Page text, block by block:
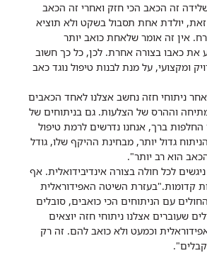
זה הכאב הכי חזק ואחרי זה הכאב
יולדת אחת תסבול בשקט ולא תוציא
אין זה אומר שלאחת כואב יותר
את כאבו בצורה אחרת. לכן, כל כך חשוב
ומקצועי, על מנת לבנות טיפול נוגד כאב
ניתוחי חזה נחשב אצלנו לאחד הכאבים
וההרס של הצלעות. גם בניתוחים של
ברך, אנחנו נדרשים לרמת טיפול
גדול יותר, מבחינת ההיקף שלו, גודל
הוא רב יותר".
לכל חולה בצורה אינדיבידואלית. אף
קדומות."בעזרת השיטה האפידוראלית
עם הניתוחים הכי כואבים, סובלים
99% מהחולים שעוברים אצלנו ניתוחי חזה יוצאים
וכמעט ולא כואב להם. זה רק